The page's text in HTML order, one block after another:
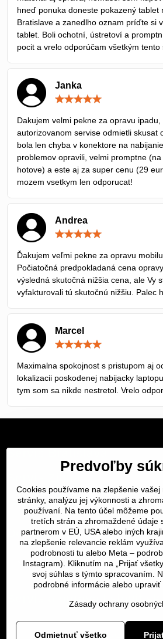
hneď ponuka doneste pokazený tablet
Bratislave a zanedlho oznam príďte si
tablet. Boli ochotní, ústretoví a
pocit a vrelo odporúčam všetkým tento
Janka
5
Dakujem velmi pekne za opravu ipadu,
autorizovanom servise odmietli skusat
bola len chyba v konektore na
problemov opravili, velmi promptne
hotove) a este aj za super cenu (29
mozem vsetkym len odporucat!
Andrea
5
Ďakujem veľmi pekne za opravu
Počiatočná predpokladaná cena
výsledná skutočná nižšia cena, ale Vy
vyfakturovali tú skutočnú nižšiu. Palec
Marcel
5
Maximalna spokojnost s pristupom aj
lokalizacii poskodenej nabijacky
tym som sa nikde nestretol. Vrelo
Servis Bratislava
Servis Košice
Dôležité odkazy
SERVIS KURIÉROM
Servis a oprava | slovit.sk
© Copyright
Predvoľby
Cookies používame na zlepšenie
stránky, analýzu jej výkonnosti a
používaní. Na tento účel môžeme
tretích strán a zhromaždené údaje
partnerom v EÚ, USA alebo iných
na zlepšenie relevancie reklám
podrobnosti tu alebo Meta –
Instagram). Kliknutím na „Prijať
svoj súhlas s týmto spracovaním.
podrobné informácie alebo upraviť
Zásady ochrany
Odmietnuť všetko